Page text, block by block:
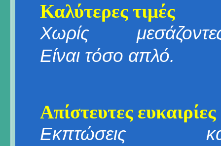
Καλύτερες τιμές
Χωρίς
Είναι τόσο απλό.
Απίστευτες ευκαιρίες
Εκπτώσεις